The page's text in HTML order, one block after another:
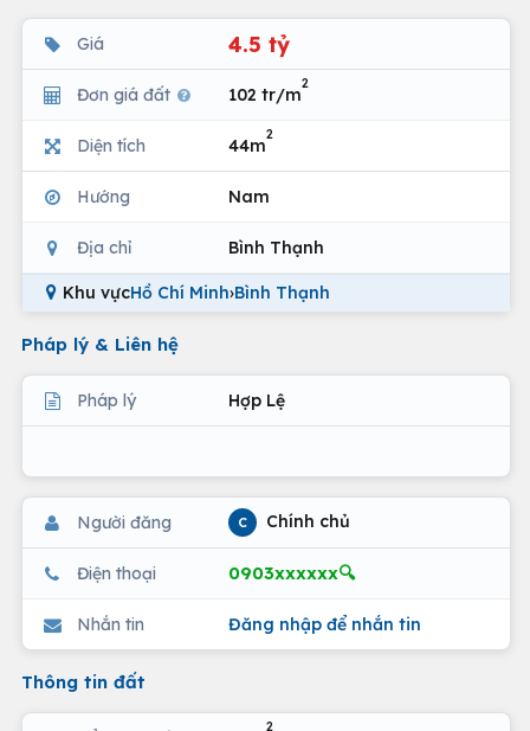
Giá 4.5 tỷ
Đơn giá đất 102 tr/m
2
Diện tích 44m
2
Hướng Nam
Địa chỉ Bình Thạnh
Khu vựcHồ Chí Minh›Bình Thạnh
Pháp lý & Liên hệ
Pháp lý Hợp Lệ
Người đăng C Chính chủ
Điện thoại 0903xxxxxx🔍
Nhắn tin Đăng nhập để nhắn tin
Thông tin đất
2